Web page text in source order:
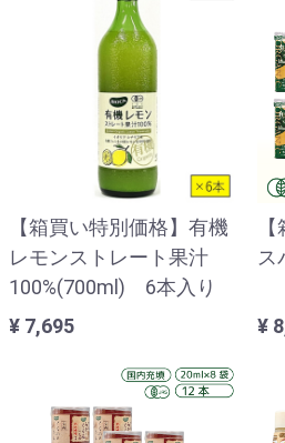
【箱買い特別価格】有機
レモンストレート果汁
100%(700ml) 6本入り
¥ 7,695
¥